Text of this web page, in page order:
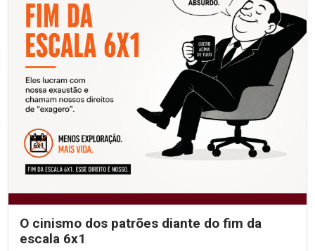
O cinismo dos patrões diante do fim da
escala 6x1